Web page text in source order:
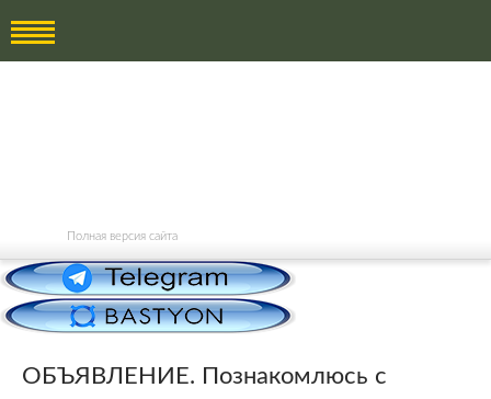
Полная версия сайта
ОБЪЯВЛЕНИЕ. Познакомлюсь с